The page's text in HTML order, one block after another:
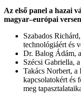
Az első panel a hazai
magyar–európai
Szabados
technológiáért és
Dr. Balog Ádám,
Szécsi Gabriella,
Takács Norbert,
kapcsolatokért és
meg